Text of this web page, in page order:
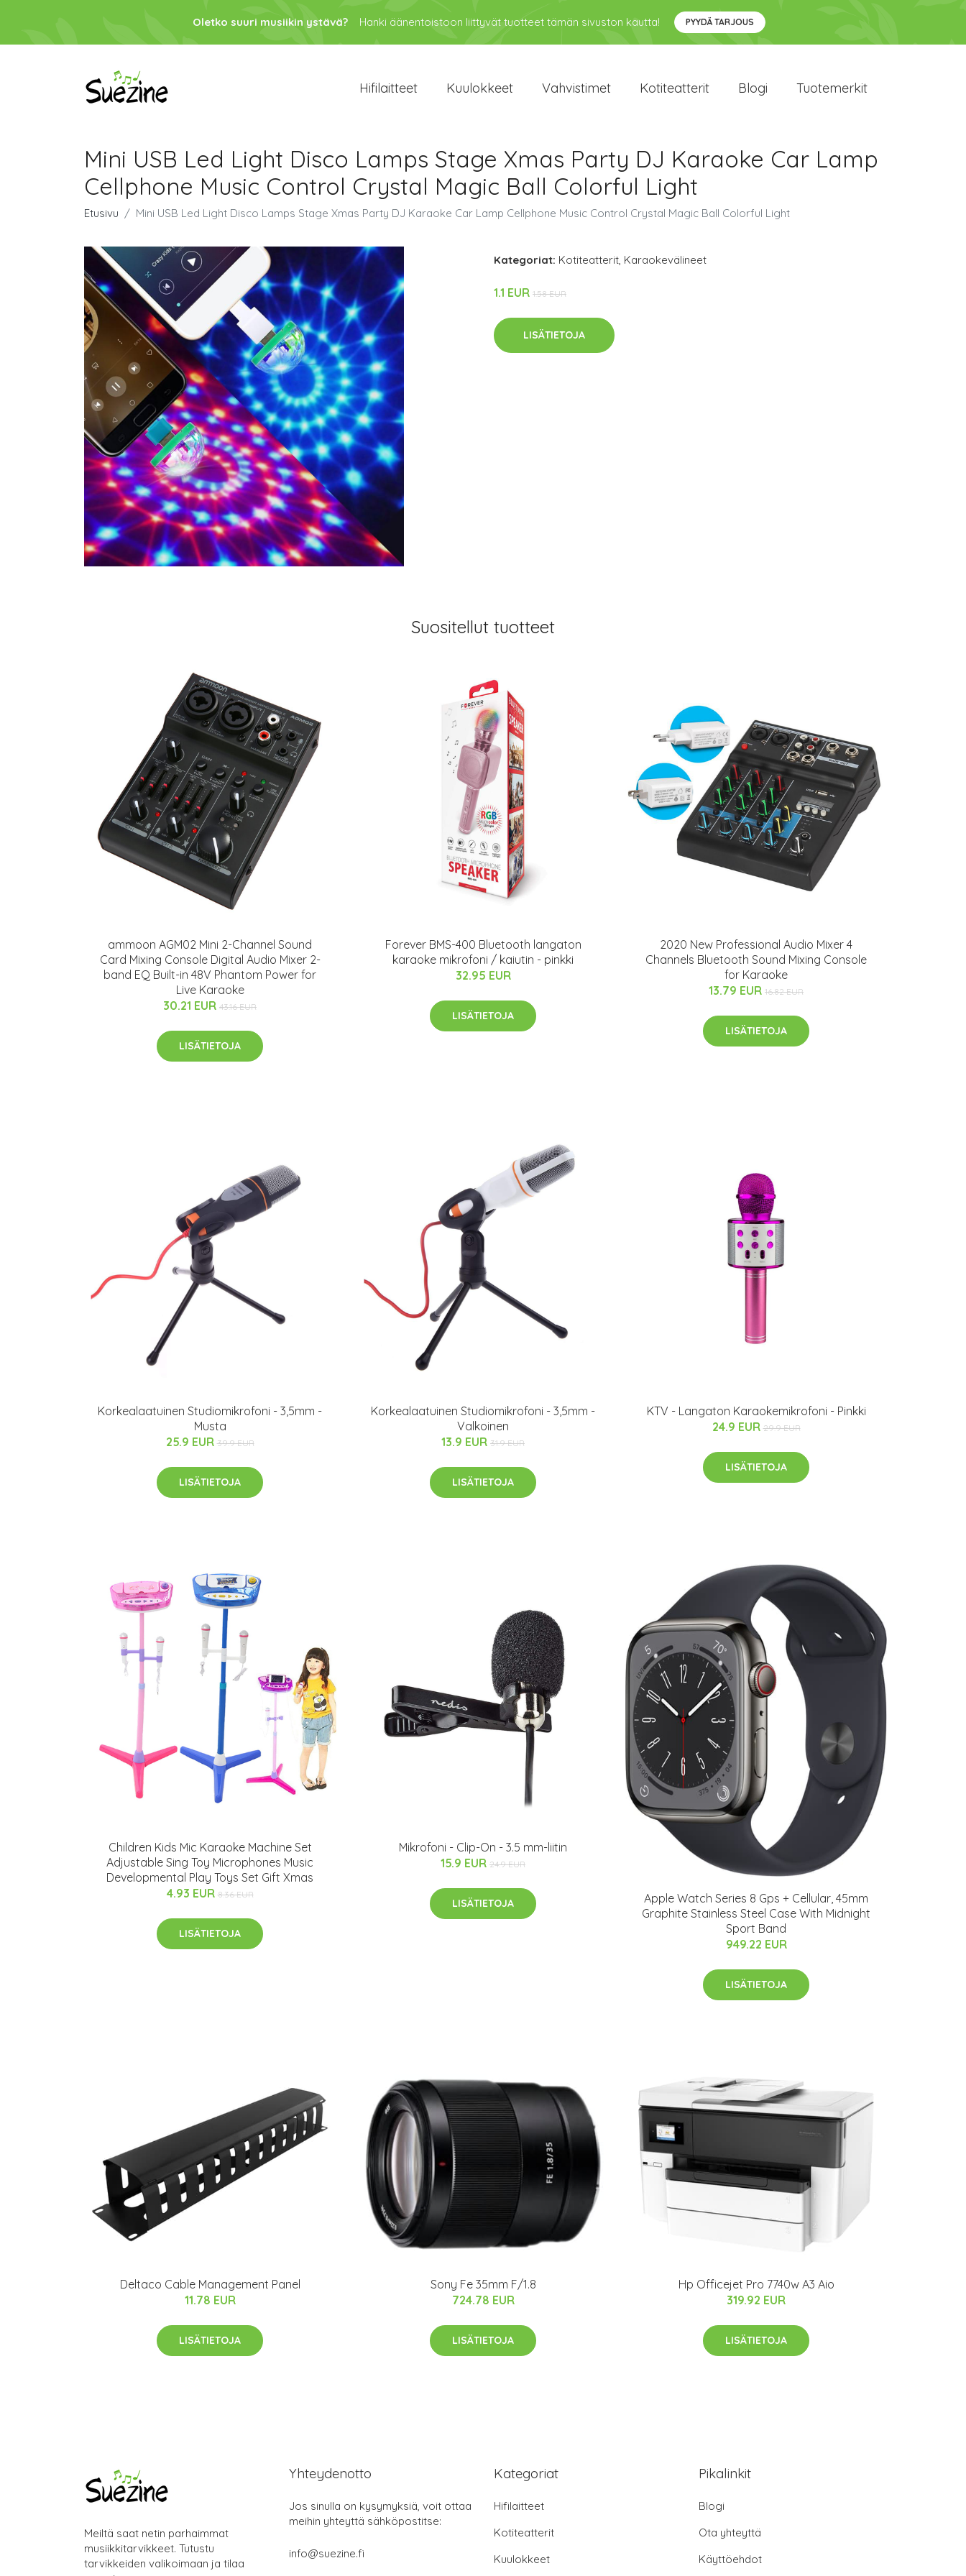
Oletko suuri musiikin ystävä? Hanki äänentoistoon liittyvät tuotteet tämän sivuston kautta! PYYDÄ TARJOUS
Hifilaitteet Kuulokkeet Vahvistimet Kotiteatterit Blogi Tuotemerkit
Mini USB Led Light Disco Lamps Stage Xmas Party DJ Karaoke Car Lamp
Cellphone Music Control Crystal Magic Ball Colorful Light
Etusivu Mini USB Led Light Disco Lamps Stage Xmas Party DJ Karaoke Car Lamp Cellphone Music Control Crystal Magic Ball Colorful Light
Kategoriat: Kotiteatterit, Karaokevälineet
1.1 EUR 1.58 EUR
LISÄTIETOJA
Suositellut tuotteet
ammoon AGM02 Mini 2-Channel Sound
Card Mixing Console Digital Audio Mixer 2-
band EQ Built-in 48V Phantom Power for
Live Karaoke
30.21 EUR 43.16 EUR
LISÄTIETOJA
Forever BMS-400 Bluetooth langaton
karaoke mikrofoni / kaiutin - pinkki
32.95 EUR
LISÄTIETOJA
2020 New Professional Audio Mixer 4
Channels Bluetooth Sound Mixing Console
for Karaoke
13.79 EUR 16.82 EUR
LISÄTIETOJA
Korkealaatuinen Studiomikrofoni - 3,5mm -
Musta
25.9 EUR 39.9 EUR
LISÄTIETOJA
Korkealaatuinen Studiomikrofoni - 3,5mm -
Valkoinen
13.9 EUR 31.9 EUR
LISÄTIETOJA
KTV - Langaton Karaokemikrofoni - Pinkki
24.9 EUR 29.9 EUR
LISÄTIETOJA
Children Kids Mic Karaoke Machine Set
Adjustable Sing Toy Microphones Music
Developmental Play Toys Set Gift Xmas
4.93 EUR 8.36 EUR
LISÄTIETOJA
Mikrofoni - Clip-On - 3.5 mm-liitin
15.9 EUR 24.9 EUR
LISÄTIETOJA
Apple Watch Series 8 Gps + Cellular, 45mm
Graphite Stainless Steel Case With Midnight
Sport Band
949.22 EUR
LISÄTIETOJA
Deltaco Cable Management Panel
11.78 EUR
LISÄTIETOJA
Sony Fe 35mm F/1.8
724.78 EUR
LISÄTIETOJA
Hp Officejet Pro 7740w A3 Aio
319.92 EUR
LISÄTIETOJA
Meiltä saat netin parhaimmat
musiikkitarvikkeet. Tutustu
tarvikkeiden valikoimaan ja tilaa
Yhteydenotto
Jos sinulla on kysymyksiä, voit ottaa
meihin yhteyttä sähköpostitse:
info@suezine.fi
Kategoriat
Hifilaitteet
Kotiteatterit
Kuulokkeet
Pikalinkit
Blogi
Ota yhteyttä
Käyttöehdot